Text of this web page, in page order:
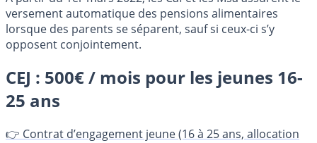
versement automatique des pensions alimentaires
lorsque des parents se séparent, sauf si ceux-ci s’y
opposent conjointement.
CEJ : 500€ / mois pour les jeunes 16-
25 ans
👉 Contrat d’engagement jeune (16 à 25 ans, allocation